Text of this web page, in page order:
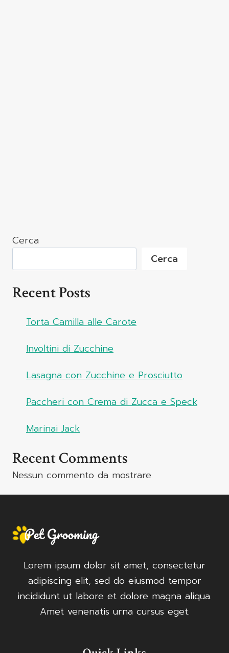
Cerca
Cerca
Recent Posts
Torta Camilla alle Carote
Involtini di Zucchine
Lasagna con Zucchine e Prosciutto
Paccheri con Crema di Zucca e Speck
Marinai Jack
Recent Comments
Nessun commento da mostrare.
Lorem ipsum dolor sit amet, consectetur
adipiscing elit, sed do eiusmod tempor
incididunt ut labore et dolore magna aliqua.
Amet venenatis urna cursus eget.